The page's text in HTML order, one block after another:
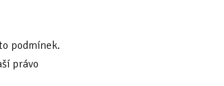
podmínek.
právo